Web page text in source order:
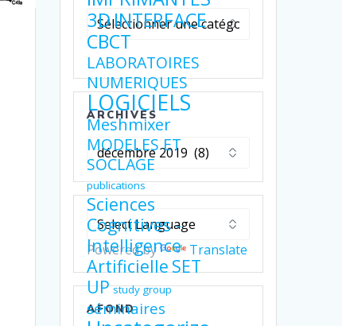
3DINTERFACE
CBCT
LABORATOIRES
NUMERIQUES
LOGICIELS
Meshmixer
MODELES ET
SOCLAGE
publications
Sciences
Cognitives -
Intelligence
ArtificielleSET
UP study group
séminaires
Catégories
ARCHIVES
Archives
Powered by Translate
AFOND